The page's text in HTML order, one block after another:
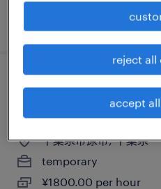
化学・素材のマシン
理・マシンメンテナ
千葉県市原市, 千葉県
temporary
¥1800.00 per hour
reject all
accept